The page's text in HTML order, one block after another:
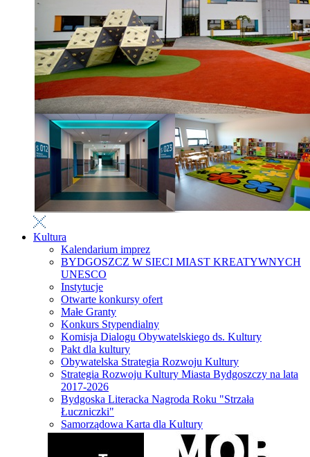
Kultura
Kalendarium imprez
BYDGOSZCZ W SIECI MIAST KREATYWNYCH
UNESCO
Instytucje
Otwarte konkursy ofert
Małe Granty
Konkurs Stypendialny
Komisja Dialogu Obywatelskiego ds. Kultury
Pakt dla kultury
Obywatelska Strategia Rozwoju Kultury
Strategia Rozwoju Kultury Miasta Bydgoszczy na lata
2017-2026
Bydgoska Literacka Nagroda Roku "Strzała
Łuczniczki"
Samorządowa Karta dla Kultury